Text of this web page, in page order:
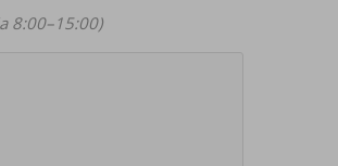
8:00–15:00)